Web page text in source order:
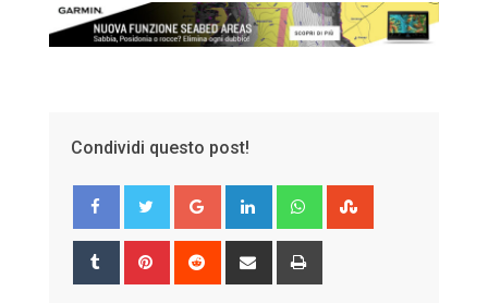
Condividi questo post!
Google+ LinkedIn Whatsapp
Tumblr Pinterest Reddit
Share